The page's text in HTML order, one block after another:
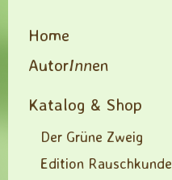
Home
AutorInnen
Katalog & Shop
Der Grüne Zweig
Edition Rauschkunde